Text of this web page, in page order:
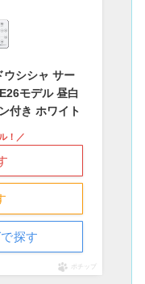
ウシシャ サー
モデル 昼白
付き ホワイト
！／
探す
ポチップ